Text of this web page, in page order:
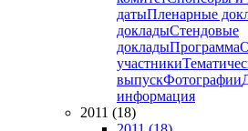
датыПленарные
докладыСтендовые
докладыПрограмма
участники
выпускФотографии
информация
2011 (18)